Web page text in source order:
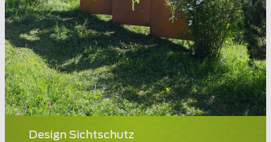
Design Sichtschutz